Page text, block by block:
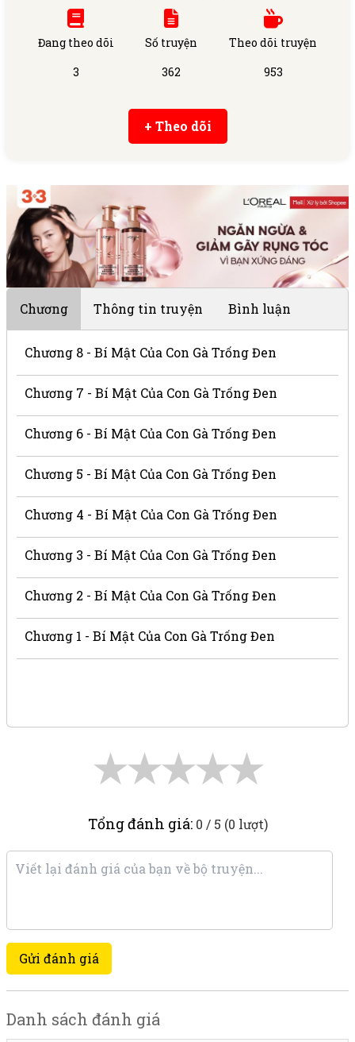
Đang theo dõi
3
Số truyện
362
Theo dõi truyện
953
+ Theo dõi
Chương Thông tin truyện Bình luận
Chương 8 - Bí Mật Của Con Gà Trống Đen
Chương 7 - Bí Mật Của Con Gà Trống Đen
Chương 6 - Bí Mật Của Con Gà Trống Đen
Chương 5 - Bí Mật Của Con Gà Trống Đen
Chương 4 - Bí Mật Của Con Gà Trống Đen
Chương 3 - Bí Mật Của Con Gà Trống Đen
Chương 2 - Bí Mật Của Con Gà Trống Đen
Chương 1 - Bí Mật Của Con Gà Trống Đen
★
★
★
★
★
Tổng đánh giá: 0 / 5 (0 lượt)
Gửi đánh giá
Danh sách đánh giá